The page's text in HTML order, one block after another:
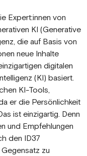
Expert:innen von
KI (Generative
die auf Basis von
neue Inhalte
digitalen
(KI) basiert.
KI-Tools,
er die Persönlichkeit
ist einzigartig. Denn
und Empfehlungen
den ID37
zu